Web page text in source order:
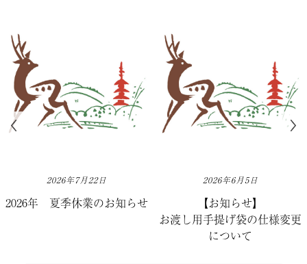
2026年7月22日
2026年 夏季休業のお知らせ
2026年6月5日
【お知らせ】
お渡し用手提げ袋の仕様変更
について